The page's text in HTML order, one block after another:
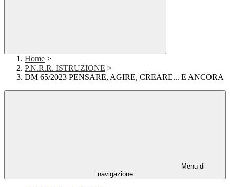
Home >
P.N.R.R. ISTRUZIONE >
DM 65/2023 PENSARE, AGIRE, CREARE... E ANCORA
Menu di
navigazione